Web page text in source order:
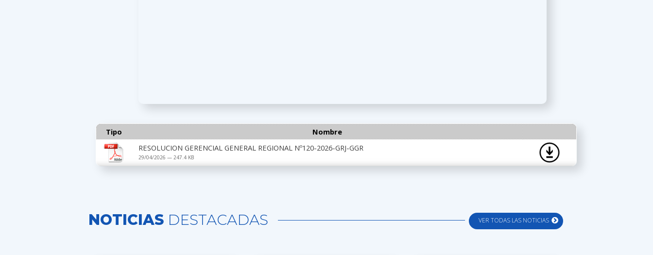
Tipo
Nombre
RESOLUCION GERENCIAL GENERAL REGIONAL Nº120-2026-GRJ-GGR
29/04/2026 — 247.4 KB
VER TODAS LAS NOTICIAS
NOTICIAS DESTACADAS